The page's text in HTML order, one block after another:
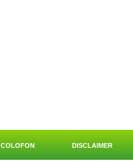
COLOFON DISCLAIMER